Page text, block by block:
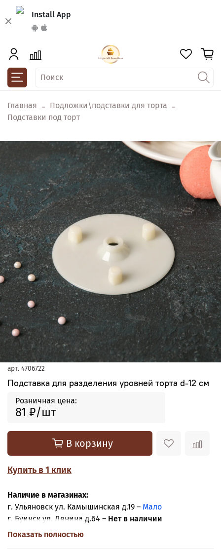
Install App
Главная
Подложки\подставки для торта
Подставки под торт
арт. 4706722
Подставка для разделения уровней торта d-12 см
Розничная цена:
81 ₽
В корзину
Купить в 1 клик
Наличие в магазинах:
г. Ульяновск ул. Камышинская д.19 – Мало
г. Буинск ул. Ленина д.64 – Нет в наличии
Показать полностью